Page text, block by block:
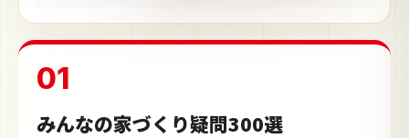
01
みんなの家づくり疑問300選